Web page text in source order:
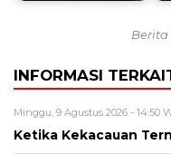
Berita
INFORMASI
Minggu, 9 Agustus 2026 - 14:50
Ketika Kekacauan